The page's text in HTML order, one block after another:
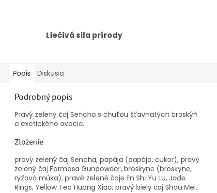
Liečivá sila prírody
Popis Diskusia
Podrobný popis
Pravý zelený čaj Sencha s chuťou šťavnatých broskýň
a exotického ovocia.
Zloženie
pravý zelený čaj Sencha, papája (papája, cukor), pravý
zelený čaj Formosa Gunpowder, broskyne (broskyne,
ryžová múka), pravé zelené čaje En Shi Yu Lu, Jade
Rings, Yellow Tea Huang Xiao, pravý biely čaj Shou Mei,